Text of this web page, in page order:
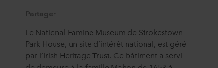
Partager
Le National Famine Museum de Strokestown
Park House, un site d’intérêt national, est géré
par l’Irish Heritage Trust. Ce bâtiment a servi